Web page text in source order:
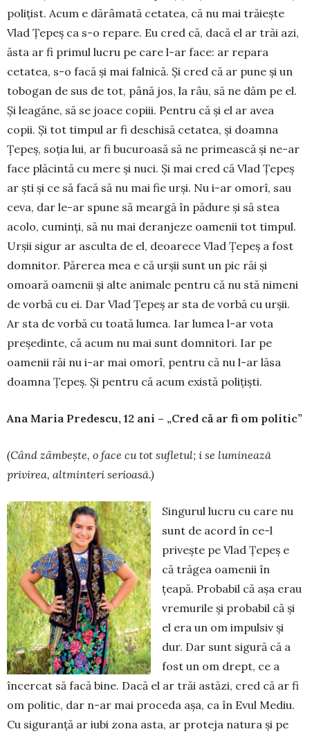
polițist. Acum e dărâmată cetatea, că nu mai trăiește
Vlad Țepeș ca s-o repare. Eu cred că, dacă el ar trăi azi,
ăsta ar fi primul lucru pe care l-ar face: ar repara
cetatea, s-o facă și mai falnică. Și cred că ar pune și un
tobogan de sus de tot, până jos, la râu, să ne dăm pe el.
Și leagăne, să se joace copiii. Pentru că și el ar avea
copii. Și tot timpul ar fi deschisă cetatea, și doamna
Țepeș, soția lui, ar fi bucuroasă să ne primească și ne-ar
face plăcintă cu mere și nuci. Și mai cred că Vlad Țepeș
ar ști și ce să facă să nu mai fie urși. Nu i-ar omorî, sau
ceva, dar le-ar spune să meargă în pădure și să stea
acolo, cuminți, să nu mai deranjeze oamenii tot timpul.
Urșii sigur ar asculta de el, deoarece Vlad Țepeș a fost
dom­nitor. Părerea mea e că urșii sunt un pic răi și
omoa­ră oamenii și alte animale pentru că nu stă nimeni
de vorbă cu ei. Dar Vlad Țepeș ar sta de vorbă cu urșii.
Ar sta de vorbă cu toată lumea. Iar lumea l-ar vota
președinte, că acum nu mai sunt domnitori. Iar pe
oamenii răi nu i-ar mai omorî, pentru că nu l-ar lăsa
doamna Țepeș. Și pentru că acum există polițiști.
Ana Maria Predescu, 12 ani – „Cred că ar fi om politic”
(Când zâmbește, o face cu tot sufletul; i se luminează
privirea, altminteri serioasă.)
Singurul lucru cu care nu
sunt de acord în ce-l
privește pe Vlad Țepeș e
că trăgea oa­menii în
țeapă. Probabil că așa erau
vremurile și pro­ba­bil că și
el era un om im­pulsiv și
dur. Dar sunt sigură că a
fost un om drept, ce a
încercat să facă bine. Dacă el ar trăi astăzi, cred că ar fi
om politic, dar n-ar mai proceda așa, ca în Evul Mediu.
Cu siguranță ar iubi zona asta, ar proteja natura și pe